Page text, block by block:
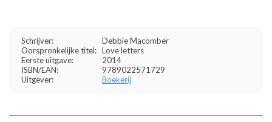
Schrijver:
Debbie Macomber
Oorspronkelijke titel: Love letters
Eerste uitgave:
2014
ISBN/EAN:
9789022571729
Uitgever:
Boekerij